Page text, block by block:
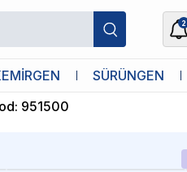
2
SÜRÜNGEN
Saksı Canlı Bitki
: 951500